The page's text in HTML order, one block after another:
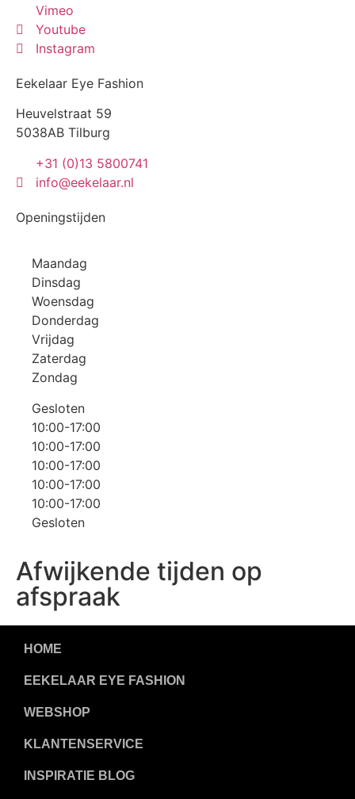
Vimeo
Youtube
Instagram
Eekelaar Eye Fashion
Heuvelstraat 59
5038AB Tilburg
+31 (0)13 5800741
info@eekelaar.nl
Openingstijden
Maandag
Dinsdag
Woensdag
Donderdag
Vrijdag
Zaterdag
Zondag
Gesloten
10:00-17:00
10:00-17:00
10:00-17:00
10:00-17:00
10:00-17:00
Gesloten
Afwijkende tijden op
afspraak
HOME
EEKELAAR EYE FASHION
WEBSHOP
KLANTENSERVICE
INSPIRATIE BLOG